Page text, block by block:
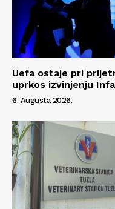
Uefa ostaje pri
uprkos izvinjenju
6. Augusta 2026.